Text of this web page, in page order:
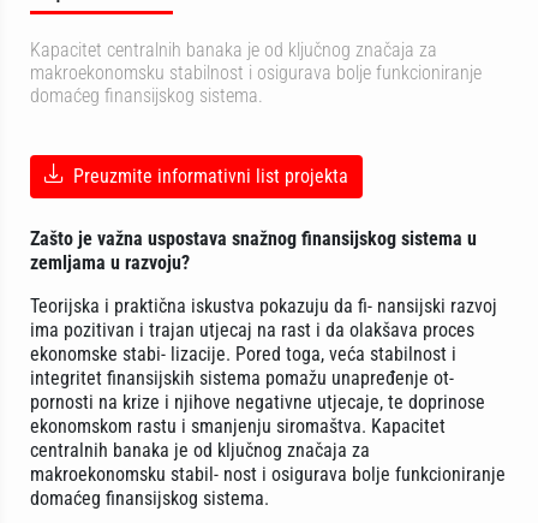
Kapacitet centralnih banaka je od ključnog značaja za
makroekonomsku stabilnost i osigurava bolje funkcioniranje
domaćeg finansijskog sistema.
Preuzmite informativni list projekta
Zašto je važna uspostava snažnog finansijskog sistema u
zemljama u razvoju?
Teorijska i praktična iskustva pokazuju da fi- nansijski razvoj
ima pozitivan i trajan utjecaj na rast i da olakšava proces
ekonomske stabi- lizacije. Pored toga, veća stabilnost i
integritet finansijskih sistema pomažu unapređenje ot-
pornosti na krize i njihove negativne utjecaje, te doprinose
ekonomskom rastu i smanjenju siromaštva. Kapacitet
centralnih banaka je od ključnog značaja za
makroekonomsku stabil- nost i osigurava bolje funkcioniranje
domaćeg finansijskog sistema.